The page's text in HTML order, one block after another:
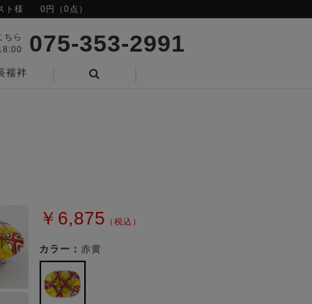
ト様 0円（0点）
ちら
075-353-2991
襦袢
￥6,875 （税込）
カラー： 赤黄